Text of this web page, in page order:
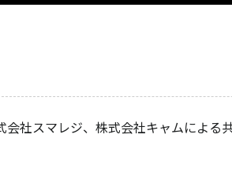
社スマレジ、株式会社キャムによる